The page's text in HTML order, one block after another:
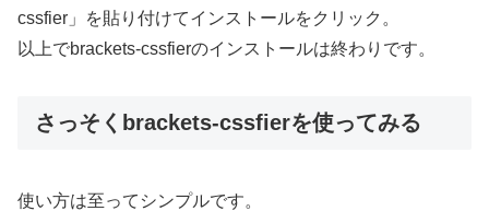
cssfier」を貼り付けてインストールをクリック。
以上でbrackets-cssfierのインストールは終わりです。
さっそくbrackets-cssfierを使ってみる
使い方は至ってシンプルです。